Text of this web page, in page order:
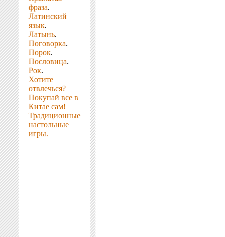
фраза.
Латинский
язык.
Латынь.
Поговорка.
Порок.
Пословица.
Рок.
Хотите
отвлечься?
Покупай все в
Китае сам!
Традиционные
настольные
игры.